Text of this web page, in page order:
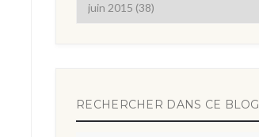
RECHERCHER DANS CE BLOG